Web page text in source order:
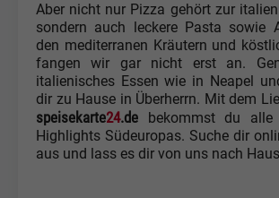
Aber nicht nur Pizza gehört zur
sondern auch leckere Pasta sowie
den mediterranen Kräutern und
fangen wir gar nicht erst an.
italienisches Essen wie in Neapel
dir zu Hause in Überherrn. Mit dem
speisekarte24.de bekommst du alle
Highlights Südeuropas. Suche dir
aus und lass es dir von uns nach